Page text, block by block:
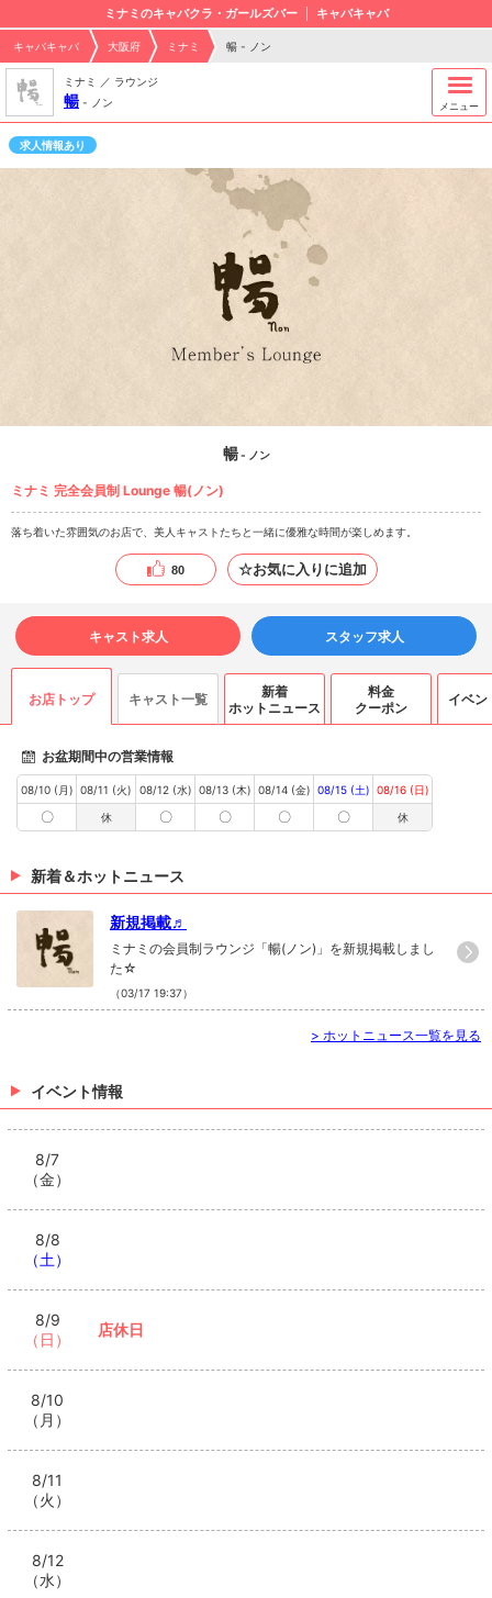
ミナミのキャバクラ・ガールズバー キャバキャバ
キャバキャバ 大阪府 ミナミ 暢 - ノン
ミナミ ／ ラウンジ
暢 - ノン メニュー
求人情報あり
暢- ノン
ミナミ 完全会員制 Lounge 暢(ノン)
落ち着いた雰囲気のお店で、美人キャストたちと一緒に優雅な時間が楽しめます。
80 ☆お気に入りに追加
キャスト求人 スタッフ求人
お店トップ キャスト一覧
新着
ホットニュース
料金
クーポン
イベン
お盆期間中の営業情報
08/10 (月)
〇
08/11 (火)
休
08/12 (水)
〇
08/13 (木)
〇
08/14 (金)
〇
08/15 (土)
〇
08/16 (日)
休
新着＆ホットニュース
新規掲載♬
ミナミの会員制ラウンジ「暢(ノン)」を新規掲載しまし
た☆
（03/17 19:37）
> ホットニュース一覧を見る
イベント情報
8/7
（金）
8/8
（土）
8/9
（日）
店休日
8/10
（月）
8/11
（火）
8/12
（水）